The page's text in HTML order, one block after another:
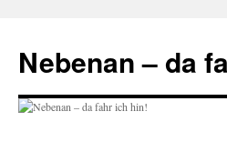
springen
Nebenan – da